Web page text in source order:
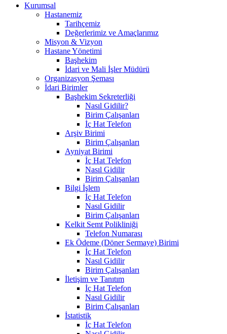
Kurumsal
Hastanemiz
Tarihçemiz
Değerlerimiz ve Amaçlarımız
Misyon & Vizyon
Hastane Yönetimi
Başhekim
İdari ve Mali İşler Müdürü
Organizasyon Şeması
İdari Birimler
Başhekim Sekreterliği
Nasıl Gidilir?
Birim Çalışanları
İç Hat Telefon
Arşiv Birimi
Birim Çalışanları
Ayniyat Birimi
İç Hat Telefon
Nasıl Gidilir
Birim Çalışanları
Bilgi İşlem
İç Hat Telefon
Nasıl Gidilir
Birim Çalışanları
Kelkit Semt Polikliniği
Telefon Numarası
Ek Ödeme (Döner Sermaye) Birimi
İç Hat Telefon
Nasıl Gidilir
Birim Çalışanları
İletişim ve Tanıtım
İç Hat Telefon
Nasıl Gidilir
Birim Çalışanları
İstatistik
İç Hat Telefon